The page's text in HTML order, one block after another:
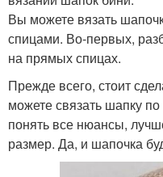
Вы можете вязать
спицами. Во-первых,
на прямых спицах.
Прежде всего, стоит
можете связать шапку
понять все нюансы,
размер. Да, и шапочка